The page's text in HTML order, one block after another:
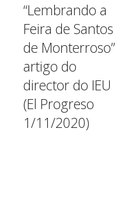
Concello de Monterroso e
do Instituto de Estudos
título “Monterroso, a vila
das feiras” e cuxa autora...
“Lembrando a
Feira de Santos
de Monterroso”
artigo do
director do IEU
(El Progreso
1/11/2020)